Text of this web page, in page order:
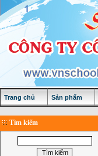
Trang chủ Sản phẩm
Tìm kiếm